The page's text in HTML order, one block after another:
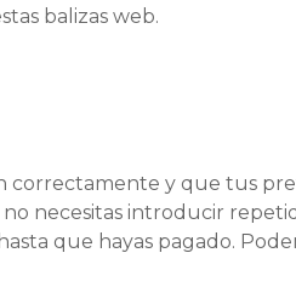
balizas web.
y que tus
necesitas introducir
que hayas pagado.